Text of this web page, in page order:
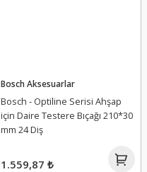
Bosch Aksesuarlar
Bosch - Optiline Serisi Ahşap
için Daire Testere Bıçağı 210*30
mm 24 Diş
1.559,87 ₺